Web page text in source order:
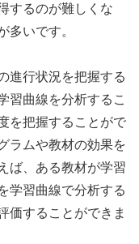
するのが難しくな
多いです。
進行状況を把握する
習曲線を分析するこ
を把握することがで
ラムや教材の効果を
ば、ある教材が学習
学習曲線で分析する
価することができま